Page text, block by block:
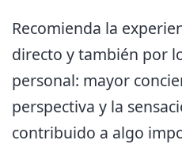
Recomienda la
directo y también por
personal: mayor
perspectiva y la
contribuido a algo